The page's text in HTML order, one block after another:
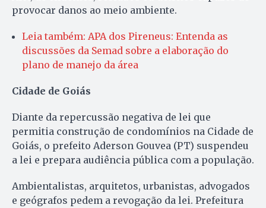
provocar danos ao meio ambiente.
Leia também: APA dos Pireneus: Entenda as
discussões da Semad sobre a elaboração do
plano de manejo da área
Cidade de Goiás
Diante da repercussão negativa de lei que
permitia construção de condomínios na Cidade de
Goiás, o prefeito Aderson Gouvea (PT) suspendeu
a lei e prepara audiência pública com a população.
Ambientalistas, arquitetos, urbanistas, advogados
e geógrafos pedem a revogação da lei. Prefeitura